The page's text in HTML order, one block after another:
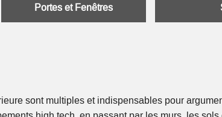
Portes et Fenêtres
sont multiples et indispensables pour